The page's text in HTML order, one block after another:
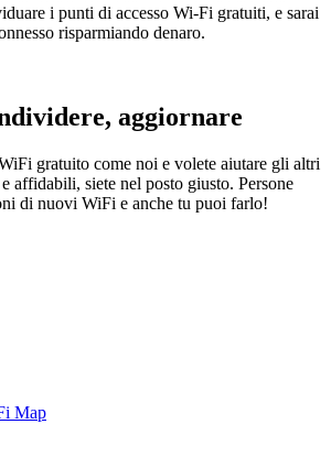
i punti di accesso Wi-Fi gratuiti, e sarai
risparmiando denaro.
aggiornare
gratuito come noi e volete aiutare gli altri
affidabili, siete nel posto giusto. Persone
di nuovi WiFi e anche tu puoi farlo!
Map